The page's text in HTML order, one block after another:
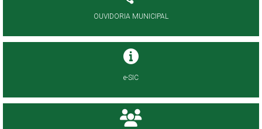
OUVIDORIA MUNICIPAL
e-SIC